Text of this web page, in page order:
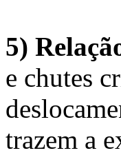
5)
e chutes
trazem a